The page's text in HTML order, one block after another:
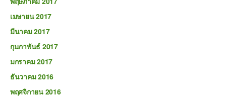
เมษายน 2017
มีนาคม 2017
กุมภาพันธ์ 2017
มกราคม 2017
ธันวาคม 2016
พฤศจิกายน 2016